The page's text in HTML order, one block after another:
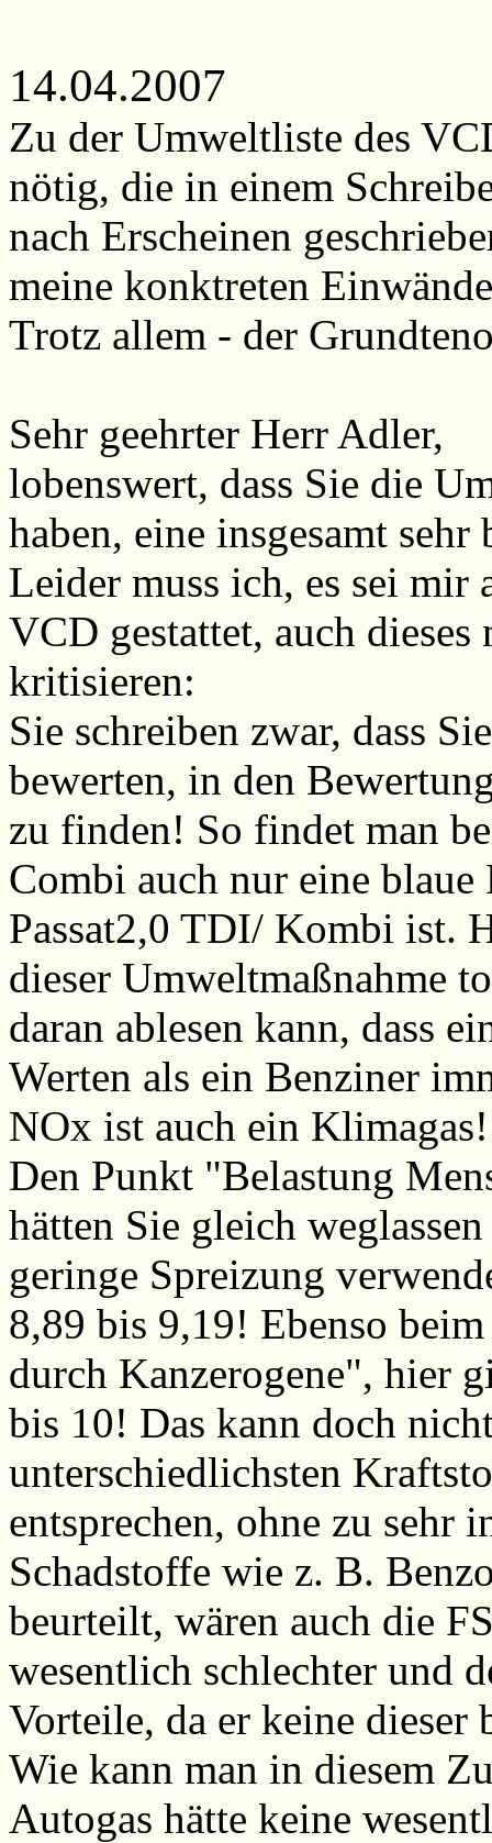
14.04.2007
Zu der Umweltliste des
nötig, die in einem
nach Erscheinen
meine konktreten
Trotz allem - der
Sehr geehrter Herr Adler,
lobenswert, dass Sie die
haben, eine insgesamt
Leider muss ich, es sei
VCD gestattet, auch
kritisieren:
Sie schreiben zwar, dass
bewerten, in den
zu finden! So findet man
Combi auch nur eine
Passat2,0 TDI/ Kombi ist.
dieser Umweltmaßnahme
daran ablesen kann, dass
Werten als ein Benziner
NOx ist auch ein Klimagas!
Den Punkt "Belastung
hätten Sie gleich
geringe Spreizung
8,89 bis 9,19! Ebenso
durch Kanzerogene", hier
bis 10! Das kann doch
unterschiedlichsten
entsprechen, ohne zu sehr
Schadstoffe wie z. B.
beurteilt, wären auch die
wesentlich schlechter und
Vorteile, da er keine dieser
Wie kann man in diesem
Autogas hätte keine